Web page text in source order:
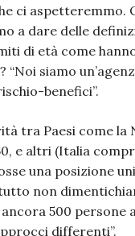
ci aspetteremmo.
a dare delle
di età come
siamo
benefici”.
tra Paesi come
e altri (Italia
una posizione
non
500 persone
differenti”.